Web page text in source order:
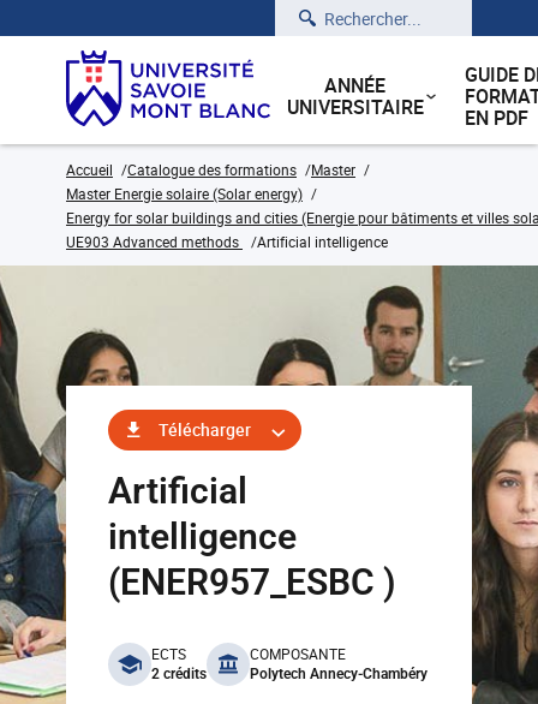
Rechercher
ANNÉE
UNIVERSITAIRE
GUIDE
EN PDF
Accueil Catalogue des formations
Master
Master Energie solaire (Solar energy)
Energy for solar buildings and cities (Energie pour bâtiments et villes
UE903 Advanced methods
Artificial intelligence
Télécharger
Artificial
intelligence
(ENER957_ESBC )
benefits
ECTS
2 crédits
COMPOSANTE
Polytech Annecy-Chambéry